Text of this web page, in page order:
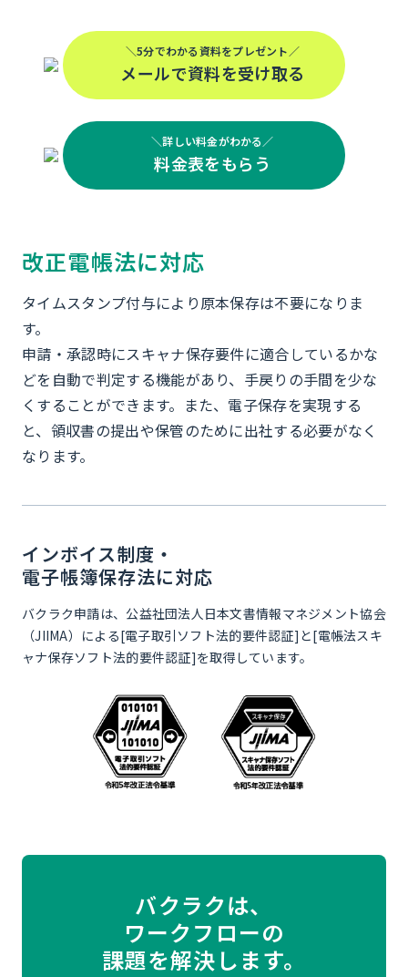
＼5分でわかる資料をプレゼント／
メールで資料を受け取る
＼詳しい料金がわかる／
料金表をもらう
改正電帳法に対応
タイムスタンプ付与により原本保存は不要になりま
す。
申請・承認時にスキャナ保存要件に適合しているかな
どを自動で判定する機能があり、手戻りの手間を少な
くすることができます。また、電子保存を実現する
と、領収書の提出や保管のために出社する必要がなく
なります。
インボイス制度・
電子帳簿保存法に対応
バクラク申請は、公益社団法人日本文書情報マネジメント協会
（JIIMA）による[電子取引ソフト法的要件認証]と[電帳法スキ
ャナ保存ソフト法的要件認証]を取得しています。
バクラクは、
ワークフローの
課題を解決します。